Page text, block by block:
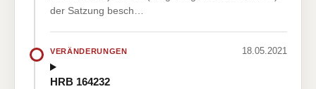
der Satzung besch…
VERÄNDERUNGEN 18.05.2021
HRB 164232